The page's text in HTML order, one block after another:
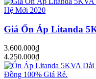
Giá Ổn Áp Litanda
3.600.000₫
4.250.000₫